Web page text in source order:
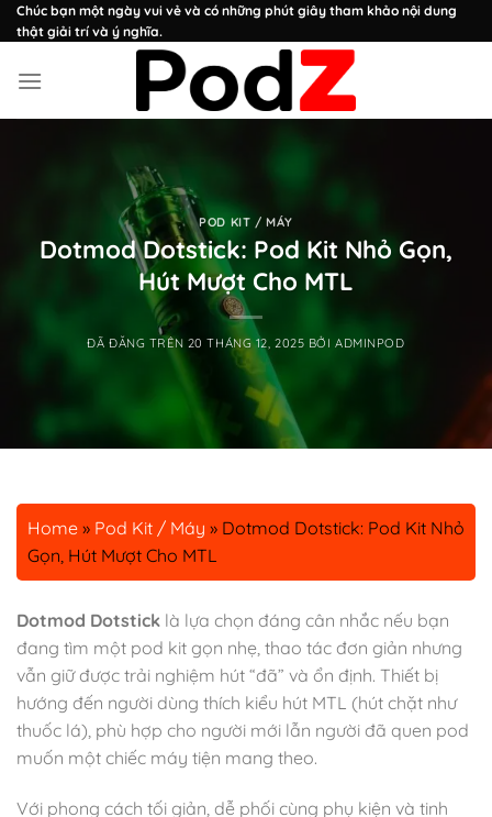
Chuyển
đến
dung
Chúc bạn một ngày vui vẻ và có những phút giây tham khảo nội dung
thật giải trí và ý nghĩa.
POD KIT / MÁY
Dotmod Dotstick: Pod Kit Nhỏ Gọn,
Hút Mượt Cho MTL
ĐÃ ĐĂNG TRÊN 20 THÁNG 12, 2025 BỞIADMINPOD
Home » Pod Kit / Máy » Dotmod Dotstick: Pod Kit Nhỏ
Gọn, Hút Mượt Cho MTL
Dotmod Dotstick là lựa chọn đáng cân nhắc nếu bạn
đang tìm một pod kit gọn nhẹ, thao tác đơn giản nhưng
vẫn giữ được trải nghiệm hút “đã” và ổn định. Thiết bị
hướng đến người dùng thích kiểu hút MTL (hút chặt như
thuốc lá), phù hợp cho người mới lẫn người đã quen pod
muốn một chiếc máy tiện mang theo.
Với phong cách tối giản, dễ phối cùng phụ kiện và tinh